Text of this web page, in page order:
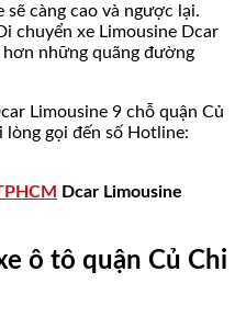
càng cao và ngược lại.
chuyển xe Limousine Dcar
những quãng đường
Limousine 9 chỗ quận Củ
gọi đến số Hotline:
Dcar Limousine
ô tô quận Củ Chi